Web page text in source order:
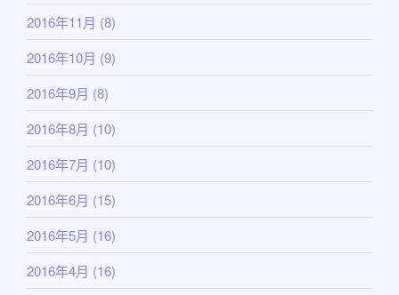
2016年11月 (8)
2016年10月 (9)
2016年9月 (8)
2016年8月 (10)
2016年7月 (10)
2016年6月 (15)
2016年5月 (16)
2016年4月 (16)